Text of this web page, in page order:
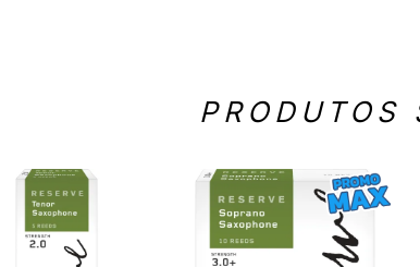
PRODUTOS